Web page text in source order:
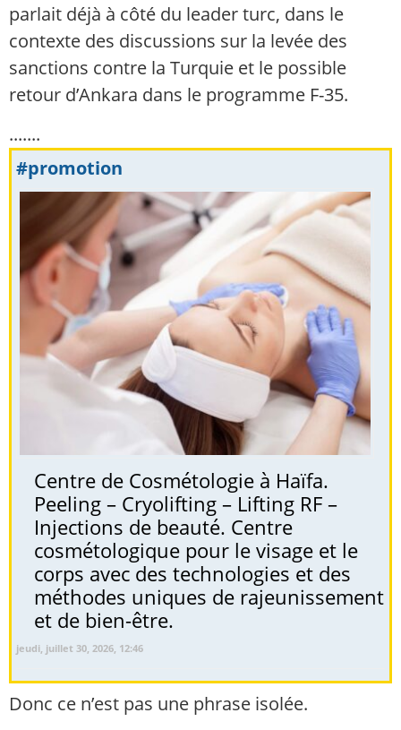
parlait déjà à côté du leader turc, dans le
contexte des discussions sur la levée des
sanctions contre la Turquie et le possible
retour d’Ankara dans le programme F-35.
.......
#promotion
Centre de Cosmétologie à Haïfa.
Peeling – Cryolifting – Lifting RF –
Injections de beauté. Centre
cosmétologique pour le visage et le
corps avec des technologies et des
méthodes uniques de rajeunissement
et de bien-être.
jeudi, juillet 30, 2026, 12:46
Donc ce n’est pas une phrase isolée.